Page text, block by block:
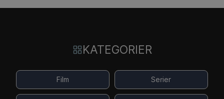
KATEGORIER
Film Serier